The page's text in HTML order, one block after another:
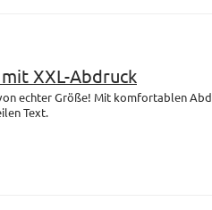
mit XXL-Abdruck
von echter Größe! Mit komfortablen
Text.